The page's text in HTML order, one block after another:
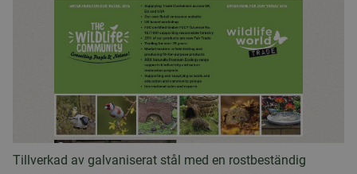
Tillverkad av galvaniserat stål med en rostbeständig